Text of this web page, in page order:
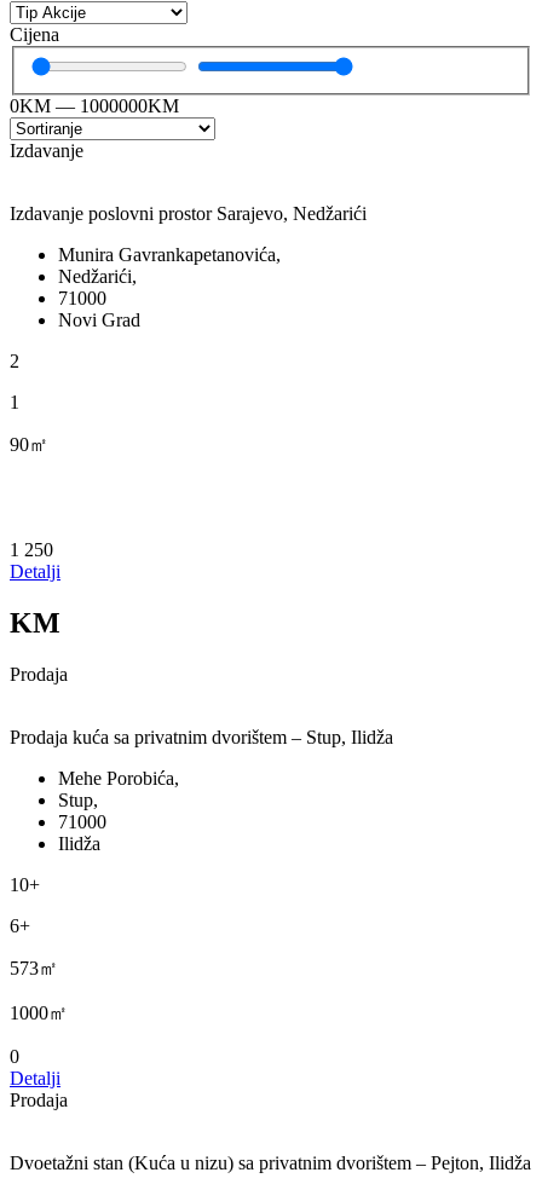
Cijena
0KM — 1000000KM
Izdavanje
Izdavanje poslovni prostor Sarajevo, Nedžarići
Munira Gavrankapetanovića,
Nedžarići,
71000
Novi Grad
2
1
90㎡
1 250
Detalji
KM
Prodaja
Prodaja kuća sa privatnim dvorištem – Stup, Ilidža
Mehe Porobića,
Stup,
71000
Ilidža
10+
6+
573㎡
1000㎡
0
Detalji
Prodaja
Dvoetažni stan (Kuća u nizu) sa privatnim dvorištem – Pejton, Ilidža